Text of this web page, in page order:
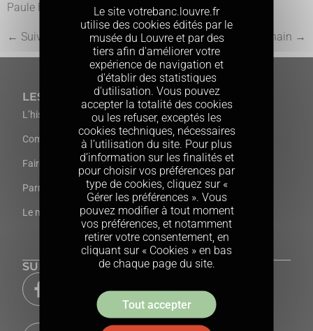
Paule Filho
← Suivant Prochain →
LES BANCS
L’histoire des bancs
Comment participer ?
Faire un don
Parrainer un banc à plusieurs
Le mur des donateurs
CONTACT
FAQ
Livre d’or
Prendre contact
SUIVEZ-NOUS
Le site votrebanc.louvre.fr
utilise des cookies édités par le
musée du Louvre et par des
tiers afin d'améliorer votre
expérience de navigation et
d'établir des statistiques
d'utilisation. Vous pouvez
accepter la totalité des cookies
ou les refuser, exceptés les
cookies techniques, nécessaires
à l’utilisation du site. Pour plus
d’information sur les finalités et
pour choisir vos préférences par
type de cookies, cliquez sur «
Gérer les préférences ». Vous
pouvez modifier à tout moment
vos préférences, et notamment
retirer votre consentement, en
cliquant sur « Cookies » en bas
de chaque page du site.
Tout accepter